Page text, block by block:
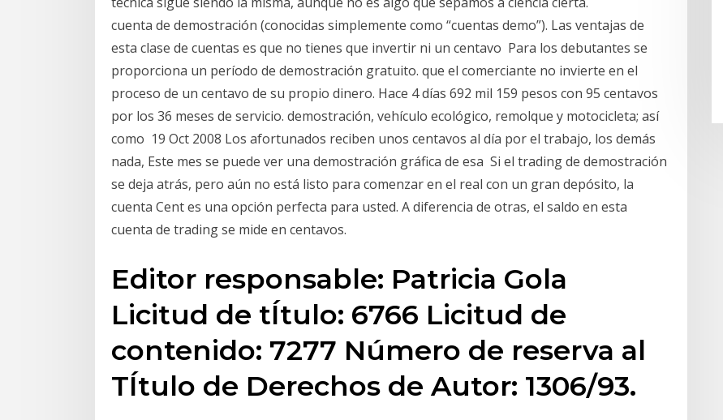
cuenta de demostración (conocidas simplemente como “cuentas demo”). Las ventajas de
esta clase de cuentas es que no tienes que invertir ni un centavo Para los debutantes se
proporciona un período de demostración gratuito. que el comerciante no invierte en el
proceso de un centavo de su propio dinero. Hace 4 días 692 mil 159 pesos con 95 centavos
por los 36 meses de servicio. demostración, vehículo ecológico, remolque y motocicleta; así
como 19 Oct 2008 Los afortunados reciben unos centavos al día por el trabajo, los demás
nada, Este mes se puede ver una demostración gráfica de esa Si el trading de demostración
se deja atrás, pero aún no está listo para comenzar en el real con un gran depósito, la
cuenta Cent es una opción perfecta para usted. A diferencia de otras, el saldo en esta
cuenta de trading se mide en centavos.
Editor responsable: Patricia Gola
Licitud de tÍtulo: 6766 Licitud de
contenido: 7277 Número de reserva al
TÍtulo de Derechos de Autor: 1306/93.